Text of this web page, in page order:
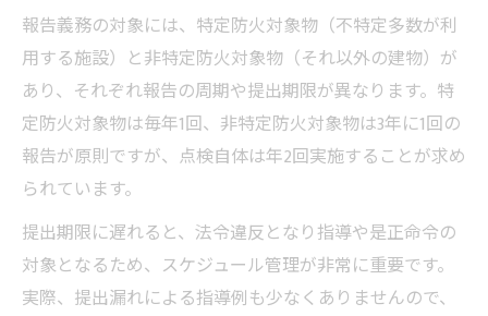
報告義務の対象には、特定防火対象物（不特定多数が利
用する施設）と非特定防火対象物（それ以外の建物）が
あり、それぞれ報告の周期や提出期限が異なります。特
定防火対象物は毎年1回、非特定防火対象物は3年に1回の
報告が原則ですが、点検自体は年2回実施することが求め
られています。
提出期限に遅れると、法令違反となり指導や是正命令の
対象となるため、スケジュール管理が非常に重要です。
実際、提出漏れによる指導例も少なくありませんので、